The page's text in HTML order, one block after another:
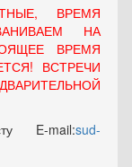
ВРЕМЯ
НА
ВРЕМЯ
ВСТРЕЧИ
E-mail:sud-